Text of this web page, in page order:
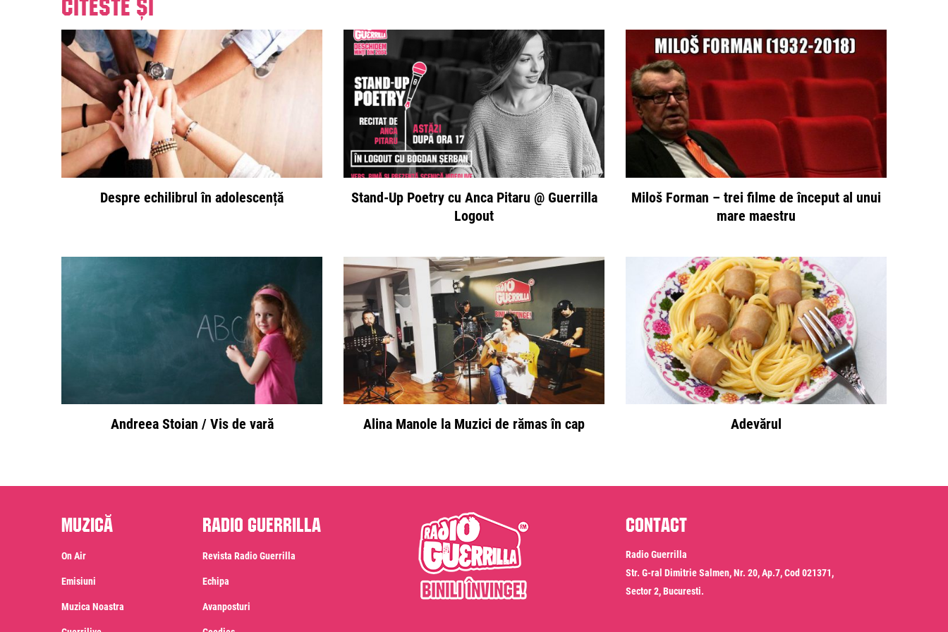
Citeste și
Despre echilibrul în adolescență
Stand-Up Poetry cu Anca Pitaru @ Guerrilla
Logout
Miloš Forman – trei filme de început al unui
mare maestru
Andreea Stoian / Vis de vară Alina Manole la Muzici de rămas în cap Adevărul
Muzică
On Air
Emisiuni
Muzica Noastra
Radio Guerrilla
Revista Radio Guerrilla
Echipa
Avanposturi
Contact
Radio Guerrilla
Str. G-ral Dimitrie Salmen, Nr. 20, Ap.7, Cod 021371,
Sector 2, Bucuresti.